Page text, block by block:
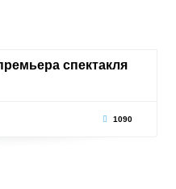
спектакля
1090